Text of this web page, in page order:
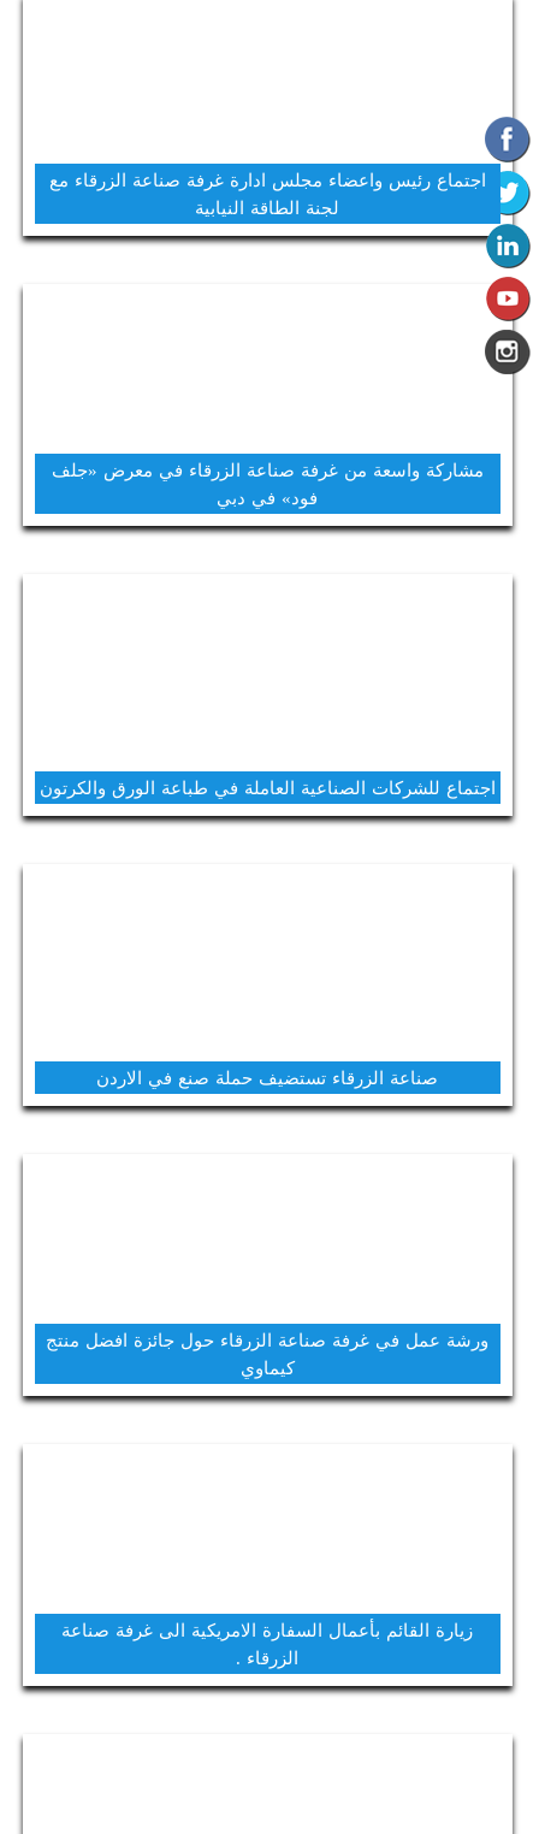
اجتماع رئيس واعضاء مجلس ادارة غرفة صناعة الزرقاء مع
لجنة الطاقة النيابية
مشاركة واسعة من غرفة صناعة الزرقاء في معرض «جلف
فود» في دبي
اجتماع للشركات الصناعية العاملة في طباعة الورق والكرتون
صناعة الزرقاء تستضيف حملة صنع في الاردن
ورشة عمل في غرفة صناعة الزرقاء حول جائزة افضل منتج
كيماوي
زيارة القائم بأعمال السفارة الامريكية الى غرفة صناعة
الزرقاء .